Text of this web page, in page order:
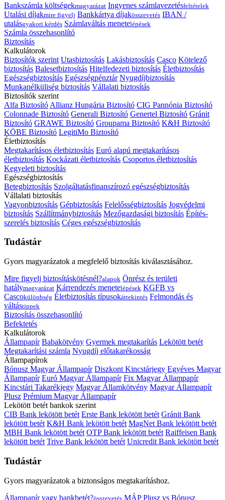
Bankszámla költségekmagyarázat Ingyenes számlavezetésfeltételek
Utalási díjakmire figyelj Bankkártya díjakösszevetés IBAN /
utalásgyakori kérdés Számlaváltás menetelépések
Számla összehasonlító
Biztosítás
Kalkulátorok
Biztosítók szerint Utasbiztosítás Lakásbiztosítás Casco Kötelező
biztosítás Balesetbiztosítás Hitelfedezeti biztosítás Életbiztosítás
Egészségbiztosítás Egészségpénztár Nyugdíjbiztosítás
Munkanélküliség biztosítás Vállalati biztosítás
Biztosítók szerint
Alfa Biztosító Allianz Hungária Biztosító CIG Pannónia Biztosító
Colonnade Biztosító Generali Biztosító Genertel Biztosító Gránit
Biztosító GRAWE Biztosító Groupama Biztosító K&H Biztosító
KÖBE Biztosító LegitiMo Biztosító
Életbiztosítás
Megtakarításos életbiztosítás Euró alapú megtakarításos
életbiztosítás Kockázati életbiztosítás Csoportos életbiztosítás
Kegyeleti biztosítás
Egészségbiztosítás
Betegbiztosítás Szolgáltatásfinanszírozó egészségbiztosítás
Vállalati biztosítás
Vagyonbiztosítás Gépbiztosítás Felelősségbiztosítás Jogvédelmi
biztosítás Szállítmánybiztosítás Mezőgazdasági biztosítás Építés-
szerelés biztosítás Céges egészségbiztosítás
Tudástár
Gyors magyarázatok a megfelelő biztosítás kiválasztásához.
Mire figyelj biztosításkötésnél?alapok Önrész és területi
hatálymagyarázat Kárrendezés menetelépések KGFB vs
Cascokülönbség Életbiztosítás típusokáttekintés Felmondás és
váltástippek
Biztosítás összehasonlító
Befektetés
Kalkulátorok
Állampapír Babakötvény Gyermek megtakarítás Lekötött betét
Megtakarítási számla Nyugdíj előtakarékosság
Állampapírok
Bónusz Magyar Állampapír Diszkont Kincstárjegy Egyéves Magyar
Állampapír Euró Magyar Állampapír Fix Magyar Állampapír
Kincstári Takarékjegy Magyar Államkötvény Magyar Állampapír
Plusz Prémium Magyar Állampapír
Lekötött betét bankok szerint
CIB Bank lekötött betét Erste Bank lekötött betét Gránit Bank
lekötött betét K&H Bank lekötött betét MagNet Bank lekötött betét
MBH Bank lekötött betét OTP Bank lekötött betét Raiffeisen Bank
lekötött betét Trive Bank lekötött betét Unicredit Bank lekötött betét
Tudástár
Gyors magyarázatok a biztonságos megtakarításhoz.
Állampapír vagy bankbetét?összevetés MÁP Plusz vs Bónusz